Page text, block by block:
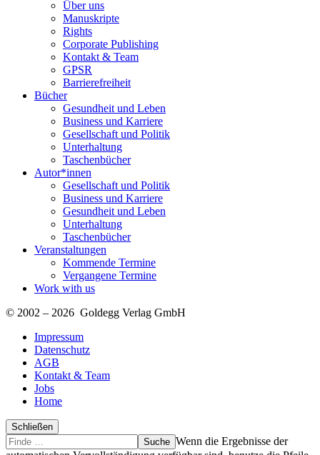
Über uns
Manuskripte
Rights
Corporate Publishing
Kontakt & Team
GPSR
Barrierefreiheit
Bücher
Gesundheit und Leben
Business und Karriere
Gesellschaft und Politik
Unterhaltung
Taschenbücher
Autor*innen
Gesellschaft und Politik
Business und Karriere
Gesundheit und Leben
Unterhaltung
Taschenbücher
Veranstaltungen
Kommende Termine
Vergangene Termine
Work with us
© 2002 – 2026 Goldegg Verlag GmbH
Impressum
Datenschutz
AGB
Kontakt & Team
Jobs
Home
Schließen
Suche
Finde
…
Wenn die Ergebnisse der